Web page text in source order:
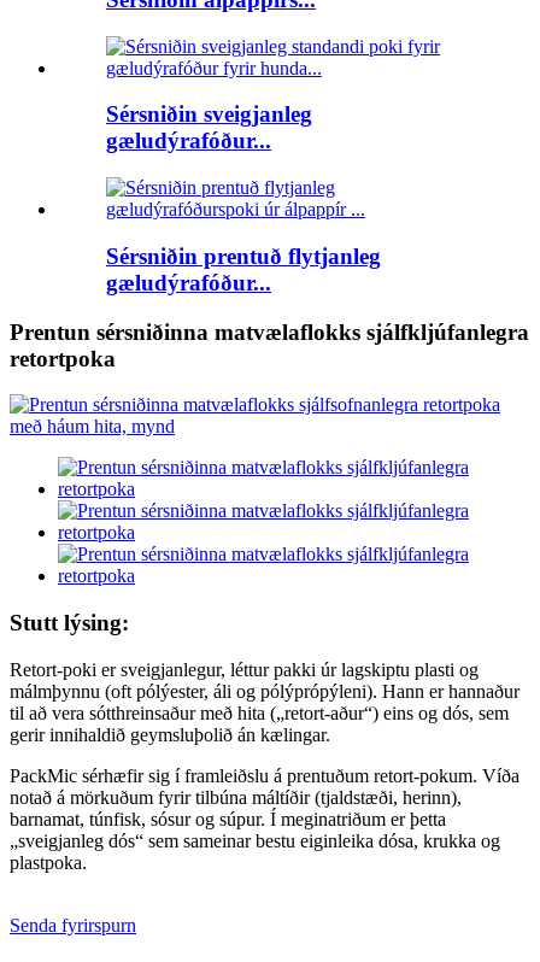
Sérsniðin sveigjanleg
gæludýrafóður...
Sérsniðin prentuð flytjanleg
gæludýrafóður...
Prentun sérsniðinna matvælaflokks sjálfkljúfanlegra
retortpoka
Stutt lýsing:
Retort-poki er sveigjanlegur, léttur pakki úr lagskiptu plasti og
málmþynnu (oft pólýester, áli og pólýprópýleni). Hann er hannaður
til að vera sótthreinsaður með hita („retort-aður“) eins og dós, sem
gerir innihaldið geymsluþolið án kælingar.
PackMic sérhæfir sig í framleiðslu á prentuðum retort-pokum. Víða
notað á mörkuðum fyrir tilbúna máltíðir (tjaldstæði, herinn),
barnamat, túnfisk, sósur og súpur. Í meginatriðum er þetta
„sveigjanleg dós“ sem sameinar bestu eiginleika dósa, krukka og
plastpoka.
Senda fyrirspurn